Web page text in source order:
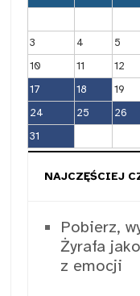
3
4 5
10
11 12
17
18 19
24
25 26
31
NAJCZĘŚCIEJ
Pobierz,
Żyrafa
z emocji